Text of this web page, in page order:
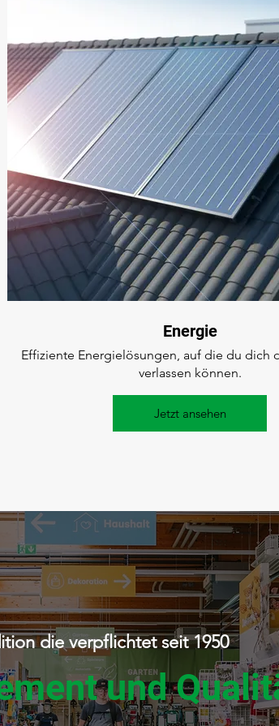
Energie
Effiziente Energielösungen, auf die du dich
verlassen können.
Jetzt ansehen
die verpflichtet seit 1950
und